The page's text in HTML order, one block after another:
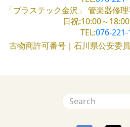
「ブラステック金沢」 管楽器修
日祝:10:00～18:00
TEL:076-
古物商許可番号｜石川県公安委